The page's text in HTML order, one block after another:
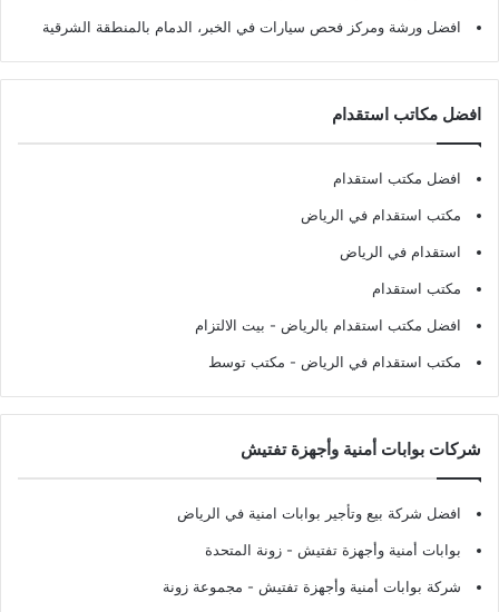
افضل ورشة ومركز فحص سيارات في الخبر، الدمام بالمنطقة الشرقية
افضل مكاتب استقدام
افضل مكتب استقدام
مكتب استقدام في الرياض
استقدام في الرياض
مكتب استقدام
افضل مكتب استقدام بالرياض - بيت الالتزام
مكتب استقدام في الرياض - مكتب توسط
شركات بوابات أمنية وأجهزة تفتيش
افضل شركة بيع وتأجير بوابات امنية في الرياض
بوابات أمنية وأجهزة تفتيش - زونة المتحدة
شركة بوابات أمنية وأجهزة تفتيش - مجموعة زونة